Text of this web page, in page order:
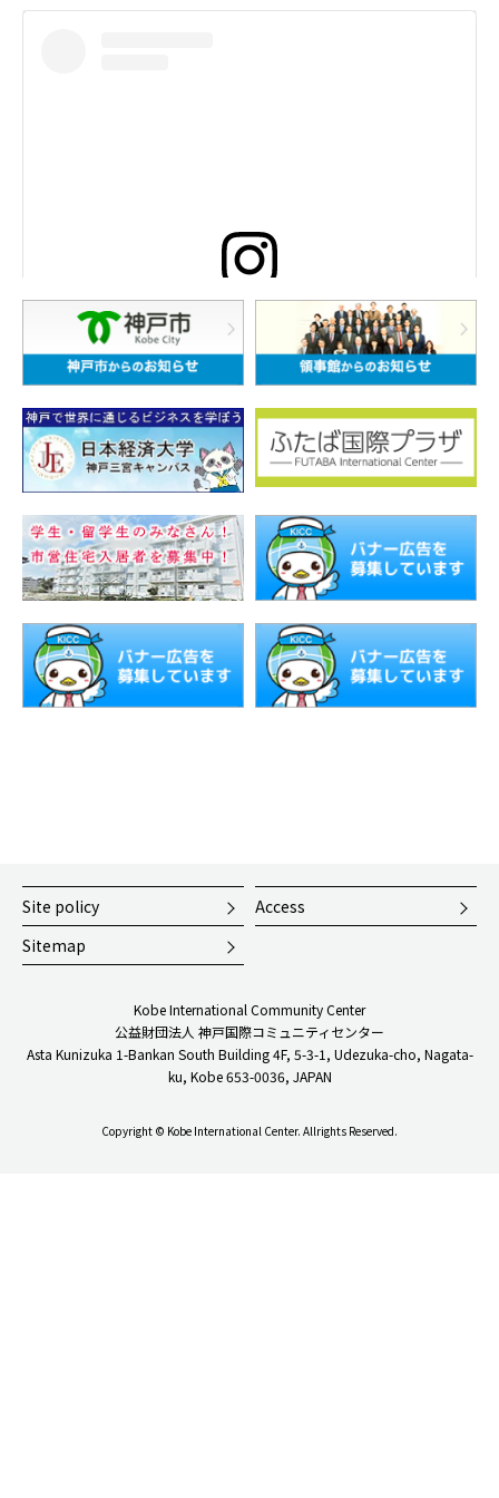
この投稿をInstagramで見る
KICC 神戸国際コミュニティセンター(@kobe_kicc)がシェアした投稿
Site policy
Access
Sitemap
Kobe International Community Center
公益財団法人 神戸国際コミュニティセンター
Asta Kunizuka 1-Bankan South Building 4F, 5-3-1, Udezuka-cho, Nagata-
ku, Kobe 653-0036, JAPAN
Copyright © Kobe International Center. Allrights Reserved.